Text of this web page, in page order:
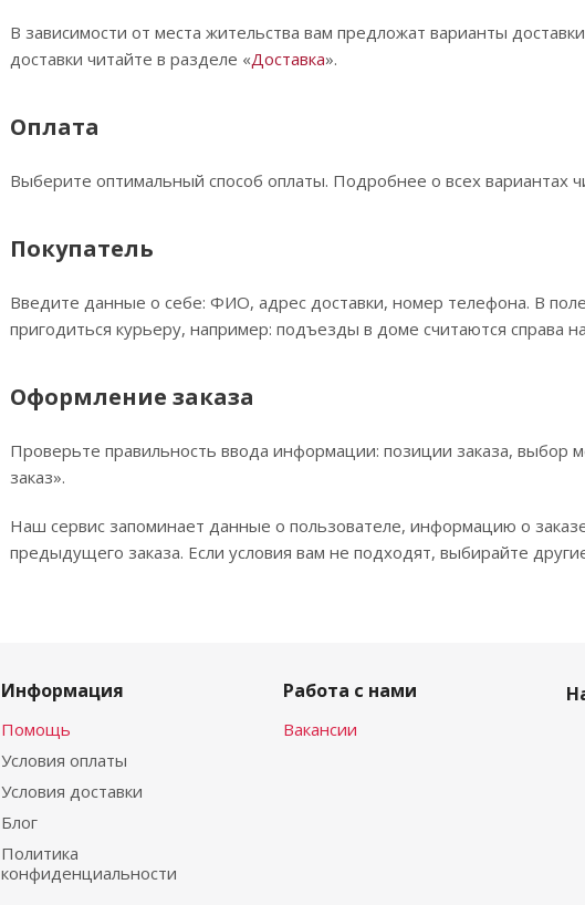
В зависимости от места жительства вам предложат варианты
доставки читайте в разделе «Доставка».
Оплата
Выберите оптимальный способ оплаты. Подробнее о всех вариантах
Покупатель
Введите данные о себе: ФИО, адрес доставки, номер телефона. В
пригодиться курьеру, например: подъезды в доме считаются справа
Оформление заказа
Проверьте правильность ввода информации: позиции заказа,
заказ».
Наш сервис запоминает данные о пользователе, информацию о
предыдущего заказа. Если условия вам не подходят, выбирайте
Информация
Помощь
Условия оплаты
Условия доставки
Блог
Политика
конфиденциальности
Работа с нами
Вакансии